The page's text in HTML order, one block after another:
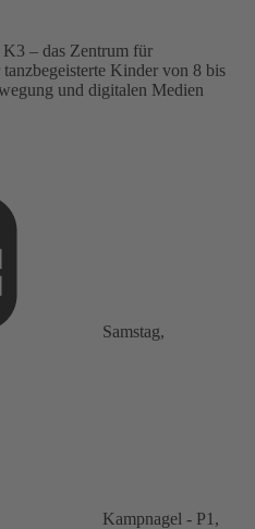
K3 – das Zentrum für
Kinder von 8 bis
und digitalen Medien
Samstag,
Kampnagel - P1,